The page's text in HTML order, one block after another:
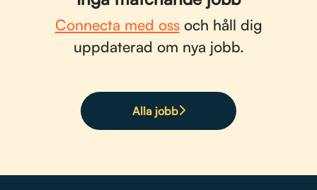
Connecta med ossoch håll dig
uppdaterad om nya jobb.
Alla jobb